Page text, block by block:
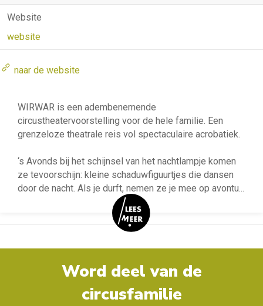
Website
website
naar de website
WIRWAR is een adembenemende
circustheatervoorstelling voor de hele familie. Een
grenzeloze theatrale reis vol spectaculaire acrobatiek.
‘s Avonds bij het schijnsel van het nachtlampje komen
ze tevoorschijn: kleine schaduwfiguurtjes die dansen
door de nacht. Als je durft, nemen ze je mee op avontu
Word deel van de
circusfamilie